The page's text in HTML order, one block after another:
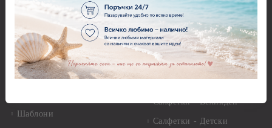
пасти
Варак, Шлак метал, Фолио,
Пантна
Лакове и защитни покрития
Лепила
Шаблони
Четки и инструменти
Моливи, акварелни
комплекти
Свещи
Салфетки - Великден
Салфетки - Детски